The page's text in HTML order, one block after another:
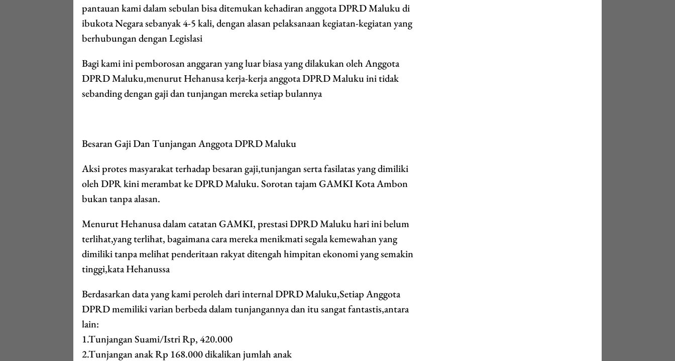
pantauan kami dalam sebulan bisa ditemukan kehadiran anggota DPRD Maluku di
ibukota Negara sebanyak 4-5 kali, dengan alasan pelaksanaan kegiatan-kegiatan yang
berhubungan dengan Legislasi
Bagi kami ini pemborosan anggaran yang luar biasa yang dilakukan oleh Anggota
DPRD Maluku,menurut Hehanusa kerja-kerja anggota DPRD Maluku ini tidak
sebanding dengan gaji dan tunjangan mereka setiap bulannya
Besaran Gaji Dan Tunjangan Anggota DPRD Maluku
Aksi protes masyarakat terhadap besaran gaji,tunjangan serta fasilatas yang dimiliki
oleh DPR kini merambat ke DPRD Maluku. Sorotan tajam GAMKI Kota Ambon
bukan tanpa alasan.
Menurut Hehanusa dalam catatan GAMKI, prestasi DPRD Maluku hari ini belum
terlihat,yang terlihat, bagaimana cara mereka menikmati segala kemewahan yang
dimiliki tanpa melihat penderitaan rakyat ditengah himpitan ekonomi yang semakin
tinggi,kata Hehanussa
Berdasarkan data yang kami peroleh dari internal DPRD Maluku,Setiap Anggota
DPRD memiliki varian berbeda dalam tunjangannya dan itu sangat fantastis,antara
lain:
1.Tunjangan Suami/Istri Rp, 420.000
2.Tunjangan anak Rp 168.000 dikalikan jumlah anak